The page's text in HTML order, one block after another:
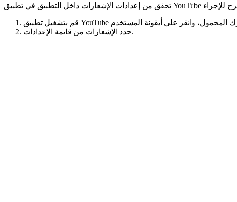
حدد الإشعارات من قائمة الإعدادات.